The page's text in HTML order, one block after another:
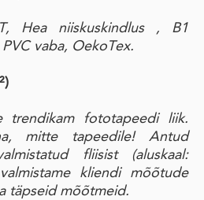
Hea niiskuskindlus , B1
vaba, OekoTex.
trendikam fototapeedi liik.
mitte tapeedile! Antud
fliisist (aluskaal:
kliendi mõõtude
täpseid mõõtmeid.